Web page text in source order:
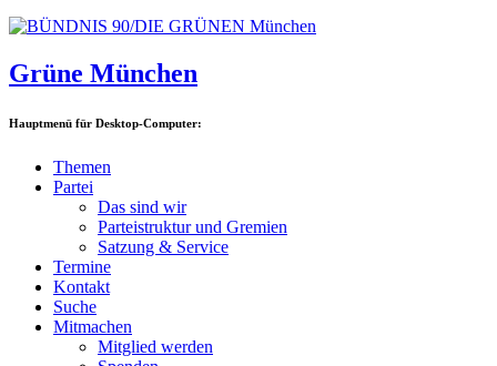
Grüne München
Hauptmenü für Desktop-Computer:
Themen
Partei
Das sind wir
Parteistruktur und Gremien
Satzung & Service
Termine
Kontakt
Suche
Mitmachen
Mitglied werden